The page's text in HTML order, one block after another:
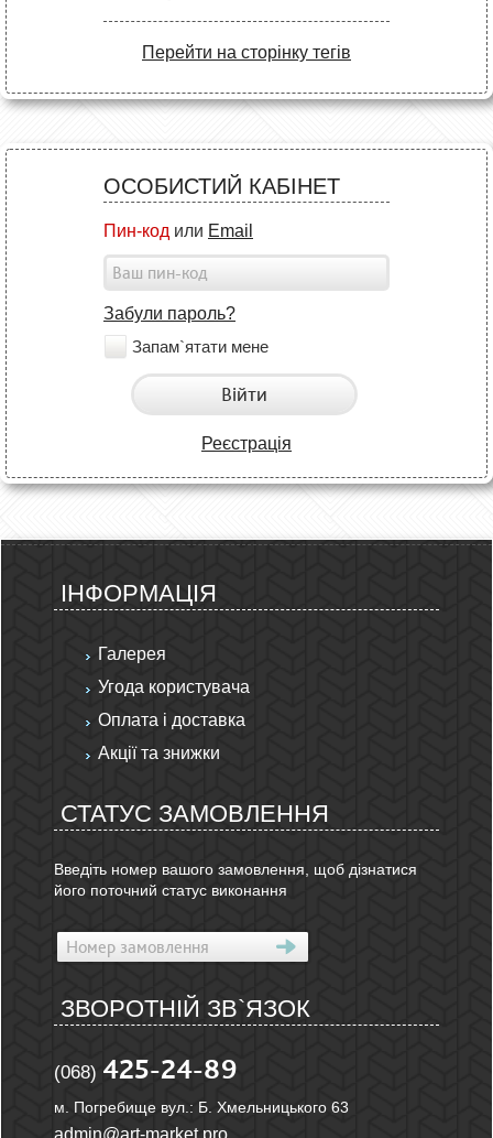
Перейти на сторінку тегів
ОСОБИСТИЙ КАБІНЕТ
Пин-код или Email
Забули пароль?
Запам`ятати мене
Війти
Реєстрація
ІНФОРМАЦІЯ
Галерея
Угода користувача
Оплата і доставка
Акції та знижки
СТАТУС ЗАМОВЛЕННЯ
Введіть номер вашого замовлення, щоб дізнатися
його поточний статус виконання
ЗВОРОТНІЙ ЗВ`ЯЗОК
(068) 425-24-89
м. Погребище вул.: Б. Хмельницького 63
admin@art-market.pro